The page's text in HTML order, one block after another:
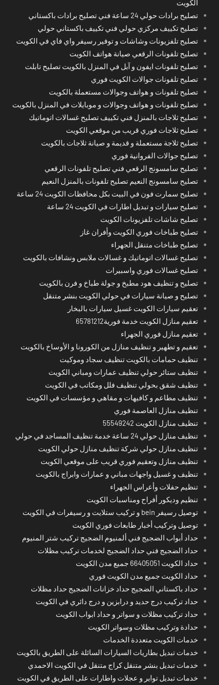
الكويت
تصليح برادات حولي 24 ساعة فني تصليح برادات باكستاني
تصليح تكييف مركزي حولي فني تكييف باكستاني حولي
تصليح تلفزيونات وشاشات و توفير رسيفر واي فاي في الكويت
تصليح تلفونات الرقعي صيانة هواتف الكويت
تصليح تلفونات ايفون و آبل في المنزل بالكويت تصليح تابلت
تصليح تلفونات جوالات الكويت فوري
تصليح تلفونات و هواتف وجوالات مستعملة بالكويت
تصليح تلفونات و هواتف وجوالات و موبايلات في المنزل بالكويت
تصليح ثلاجات بالمنزل فني تكييف تصليح غسالات اتوماتيك
تصليح ثلاجات فوري قريب من موقعي الكويت
تصليح ثلاجة مستعملة و قديمة و صيانة ثلاجات بالكويت
تصليح جوالات الفروانية فوري
تصليح سامسونج الرقعي فني تصليح تلفونات الرقعي
تصليح سامسونج النعيم تصليح تلفونات بالمنزل النعيم
تصليح سمارت فون في البيت بكل محافظات الكويت 24 ساعة
تصليح سيارات و تبديل اطارات في الكويت 24 ساعة
تصليح شاشات تلفزيونات الكويت
تصليح طباخات فوري الكويت وأفران غاز
تصليح طباخات متنقل الجهراء
تصليح غسالات اتوماتيك و غسالات ملابس ونشافات بالكويت
تصليح غسالات فوري واسبيرات
تصليح و تنظيف هود مطبخ و جولة طباخ و فرن بالكويت
تصليح و صيانة سيارات في حولي الكويت بنشر متنقل
تعقيم سيارات الكويت غسيل سيارات بالبخار
تعقيم منازل الكويت خدمة فورية65781212
تعقيم منازل فوري الجهراء
تعقيم و تطهير و تنظيف منازل من الكورونا و الأوساخ بالكويت
تنظيف حمامات بالكويت تنظيف سجاد وموكيت
تنظيف ستائر حولي تنظيف عمارات ومباني الكويت
تنظيف شقق بحولي تنظيف فلل ومكاتب في الكويت
تنظيف مطاعم و كافيهات و مقاهي و مؤسسات في الكويت
تنظيف منازل العاصمة فوري
تنظيف منازل الكويت 55549242
تنظيف منازل حولي 24 ساعة خدمة تنظيف المساجد في حولي
تنظيف منازل حولي شركة تنظيف منازل حولي الكويت
تنظيف منازل وتعقيم فوري قريب على موقعي الكويت
تنظيف و غسيل واجهات مباني و عمارات وابراج بالكويت
تنظيم حفلات وأعراس الجهراء
تنظيم وديكور أفراح ومناسبات الكويت
توصيل رسيفر bein و تركيب ستلايت و رسيفرات في الكويت
توصيل وتركيب أخبار طابعات فوري الكويت
حداد أبواب الضجيج فني ألمنيوم الضجيج تركيب شتر المنيوم
حداد الضجيج فني حداد الضجيج لخدمات تركيب مظلات
حداد الكويت 66405051 جميع مدن الكويت
حداد الكويت جميع مدن الكويت فوري
حداد باكستاني الضجيج حداد خزانات الضجيج حداد مظلات
حداد تركيب درج حديد و درابزين و درج دائري في الكويت
حداد تركيب مظلات و سواتر و حداد ابواب الكويت
حدادة وتركيب مظلات وسواتر الكويت
خدمات الكويت متعددة الخدمات
خدمات تبديل بطاريات السيارات السائلة على الطريق بالكويت
خدمات تبديل بنشر متنقل كراج متنقل في الكويت الاحمدي
خدمات تبديل تواير و عجلات واطارات على الطريق في الكويت